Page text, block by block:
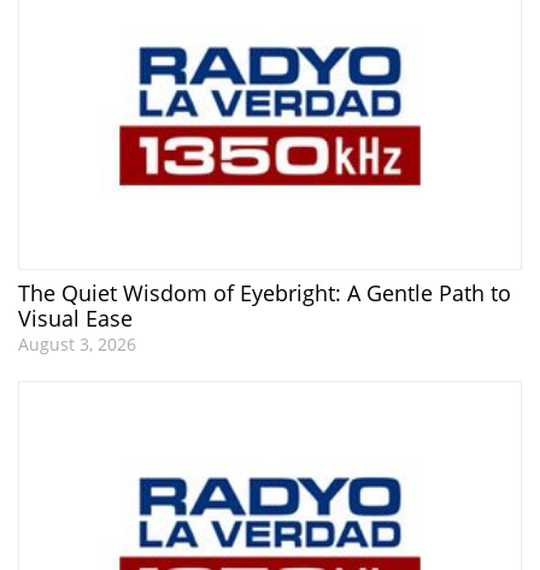
The Quiet Wisdom of Eyebright: A Gentle Path to
Visual Ease
August 3, 2026